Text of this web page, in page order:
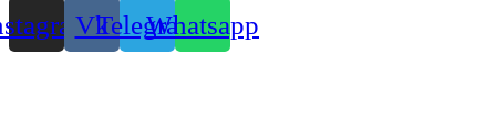
VkTelegramWhatsapp